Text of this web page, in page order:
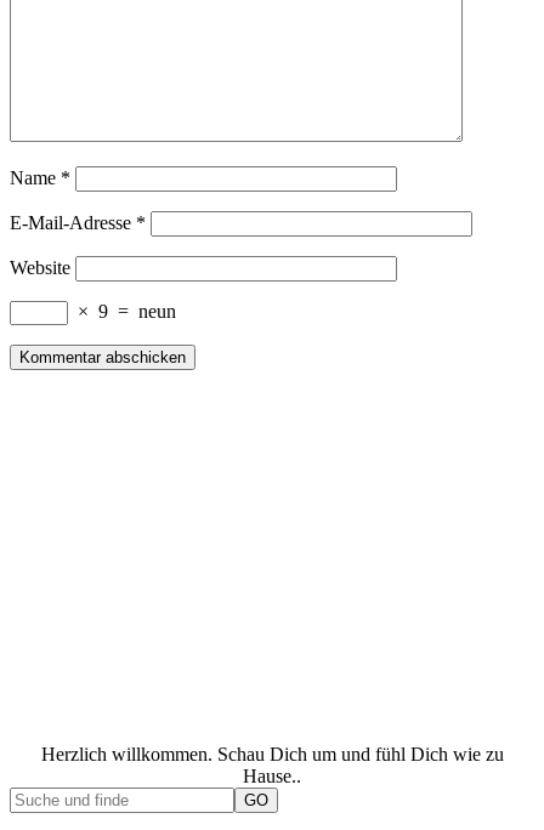
Name *
E-Mail-Adresse *
Website
× 9 = neun
Herzlich willkommen. Schau Dich um und fühl Dich wie zu
Hause..